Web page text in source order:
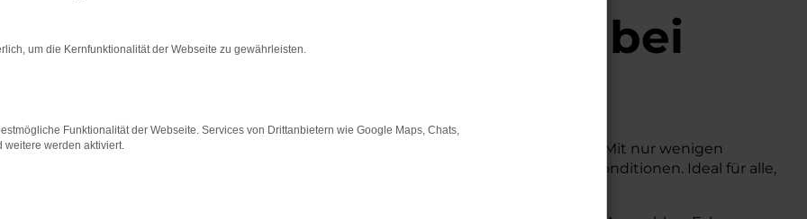
für Bremervörde bei
für Bremervörde ein nahezu neues Fahrzeug zu einem attraktiven Preis suchen. Mit nur wenigen
dieser Jahreswagen die Vorteile eines Neuwagens, aber zu deutlich besseren Konditionen. Ideal für alle,
Preis möchten.
um die Kernfunktionalität der Webseite zu gewährleisten.
Funktionalität der Webseite. Services von Drittanbietern wie Google Maps, Chats,
weitere werden aktiviert.